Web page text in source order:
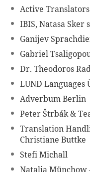
Active Translators
IBIS, Natasa Sker
Ganijev
Gabriel
Dr. Theodoros
LUND Languages
Adverbum Berlin
Peter Štrbák &
Translation
Christiane Buttke
Stefi Michall
Natalia Münchow